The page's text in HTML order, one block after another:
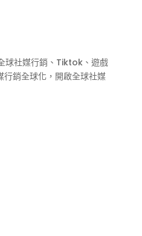
球社媒行銷、Tiktok、遊戲
銷全球化，開啟全球社媒